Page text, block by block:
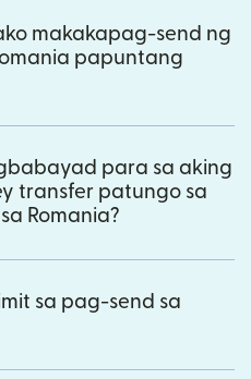
makakapag-send ng
papuntang
para sa aking
transfer patungo sa
Romania?
sa pag-send sa